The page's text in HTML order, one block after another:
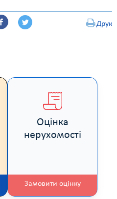
Друк
Оцінка
нерухомості
Замовити оцінку